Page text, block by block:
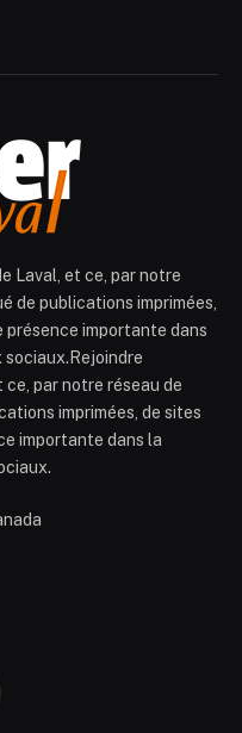
Laval, et ce, par notre
de publications imprimées,
présence importante dans
sociaux.Rejoindre
ce, par notre réseau de
imprimées, de sites
importante dans la